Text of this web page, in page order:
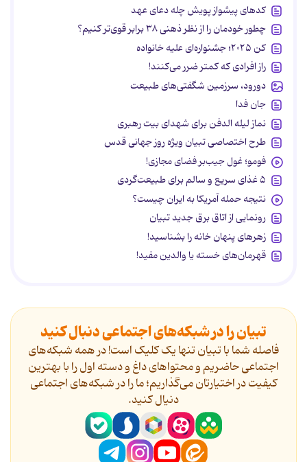
کدهای پیشواز پویش چله دعای عهد
چطور خودمان را از نظر ذهنی ۳۸ برابر قوی‌تر کنیم؟
کن ۲۰۲۵؛ جشنواره‌ای علیه خانواده
راز افرادی که کمتر ضرر می‌کنند!
دورود، سرزمین شگفتی‌های طبیعت
جان فدا
نماز لیله الدفن برای شهدای بیت رهبری
طرح اختصاصی تبیان ویژه روز جهانی قدس
فومو؛ غول جیب‌بر فضای مجازی!
۵ غذای سریع و سالم برای طبیعت‌گردی
نتیجه حمله آمریکا به ایران چیست؟
رونمایی از اتاق برق جدید تبیان
زهرهای پنهان خانه را بشناسید!
قهرمان‌های خسته یا والدین مفید!
تبیان را در شبکه‌های اجتماعی دنبال کنید
فاصله شما با تبیان تنها یک کلیک است! در همه شبکه‌های
اجتماعی حاضریم و محتواهای داغ و دسته اول را با بهترین
کیفیت در اختیارتان می‌گذاریم؛ ما را در شبکه‌های اجتماعی
دنیال کنید.